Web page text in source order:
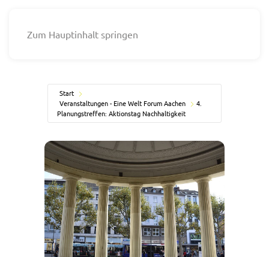
Zum Hauptinhalt springen
Start
Veranstaltungen - Eine Welt Forum Aachen
4.
Planungstreffen: Aktionstag Nachhaltigkeit